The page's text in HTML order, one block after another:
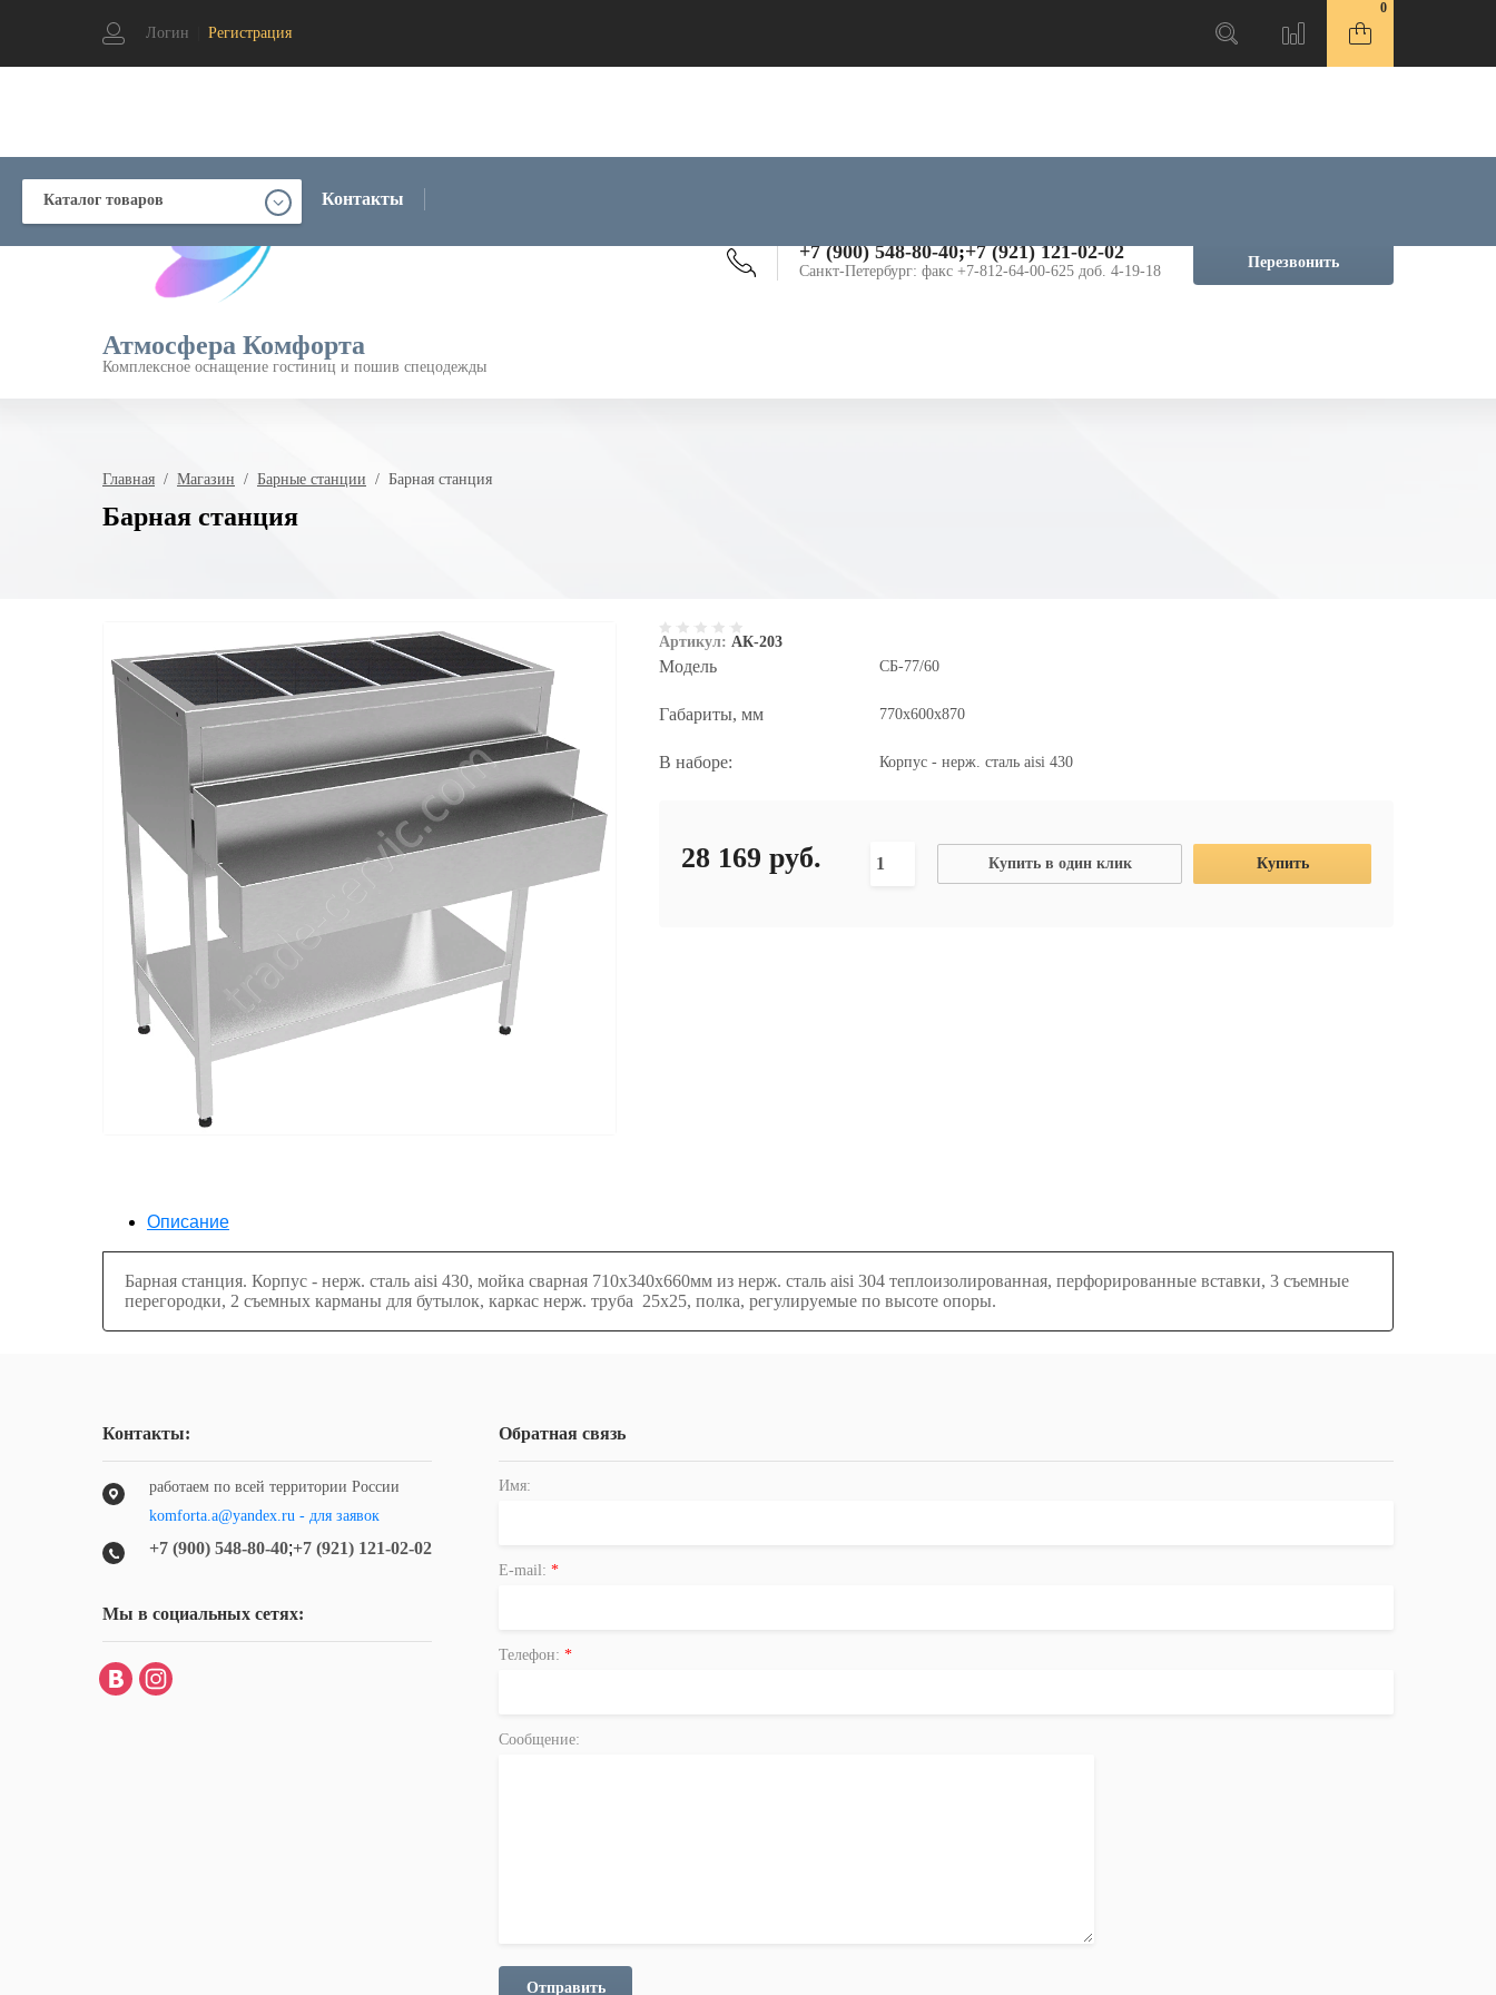
Логин Регистрация
0
Атмосфера Комфорта
Комплексное оснащение гостиниц и пошив спецодежды
+7 (900) 548-80-40;+7 (921) 121-02-02
Санкт-Петербург: факс +7-812-64-00-625 доб. 4-19-18
Перезвонить
Главная
  /
Магазин
  /
Барные станции
  /  Барная станция
Барная станция
Каталог товаров Контакты
Артикул: АК-203
Модель СБ-77/60
Габариты, мм 770х600х870
В наборе: Корпус - нерж. сталь aisi 430
28 169 руб. Купить в один клик Купить
Описание
Барная станция. Корпус - нерж. сталь aisi 430, мойка сварная 710х340х660мм из нерж. сталь aisi 304 теплоизолированная, перфорированные вставки, 3 съемные
перегородки, 2 съемных карманы для бутылок, каркас нерж. труба 25х25, полка, регулируемые по высоте опоры.
Контакты:
работаем по всей территории России
komforta.a@yandex.ru - для заявок
+7 (900) 548-80-40;+7 (921) 121-02-02
Мы в социальных сетях:
Обратная связь
Имя:
E-mail: *
Телефон: *
Сообщение:
Отправить